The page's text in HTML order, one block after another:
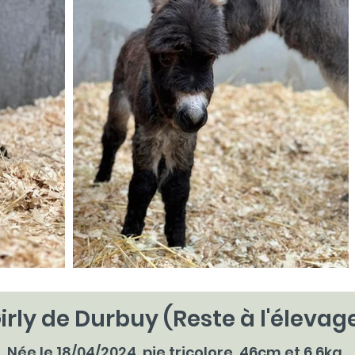
de Durbuy (Reste à